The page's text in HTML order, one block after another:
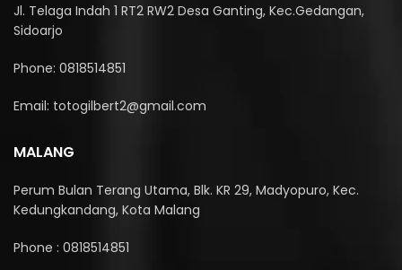
Jl. Telaga Indah 1 RT2 RW2 Desa Ganting, Kec.Gedangan,
Sidoarjo
Phone: 0818514851
Email: totogilbert2@gmail.com
MALANG
Perum Bulan Terang Utama, Blk. KR 29, Madyopuro, Kec.
Kedungkandang, Kota Malang
Phone : 0818514851